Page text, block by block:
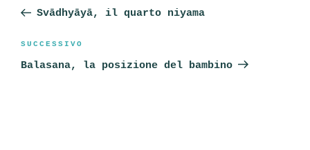
precedente:
Svādhyāyā, il quarto niyama
Articolo
successivo
SUCCESSIVO
Balasana, la posizione del bambino